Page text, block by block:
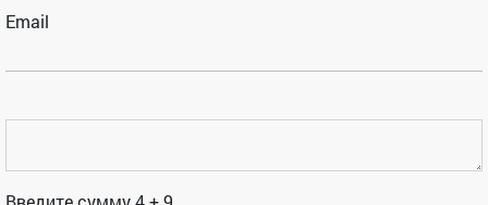
Email